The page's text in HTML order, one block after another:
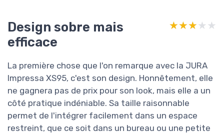
Design sobre mais
efficace
★★★★★
★★★★★
La première chose que l'on remarque avec la JURA
Impressa XS95, c'est son design. Honnêtement, elle
ne gagnera pas de prix pour son look, mais elle a un
côté pratique indéniable. Sa taille raisonnable
permet de l'intégrer facilement dans un espace
restreint, que ce soit dans un bureau ou une petite